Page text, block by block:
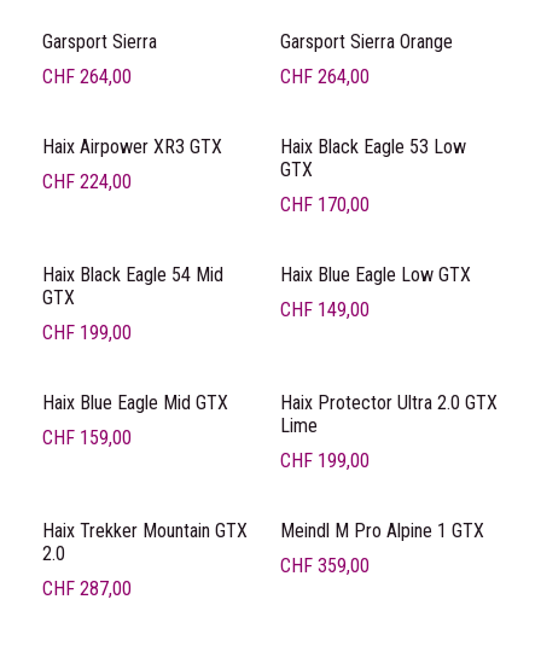
Garsport Sierra
CHF 264,00
Garsport Sierra Orange
CHF 264,00
Haix Airpower XR3 GTX
CHF 224,00
Haix Black Eagle 53 Low
GTX
CHF 170,00
Haix Black Eagle 54 Mid
GTX
CHF 199,00
Haix Blue Eagle Low GTX
CHF 149,00
Haix Blue Eagle Mid GTX
CHF 159,00
Haix Protector Ultra 2.0 GTX
Lime
CHF 199,00
Haix Trekker Mountain GTX
2.0
CHF 287,00
Meindl M Pro Alpine 1 GTX
CHF 359,00